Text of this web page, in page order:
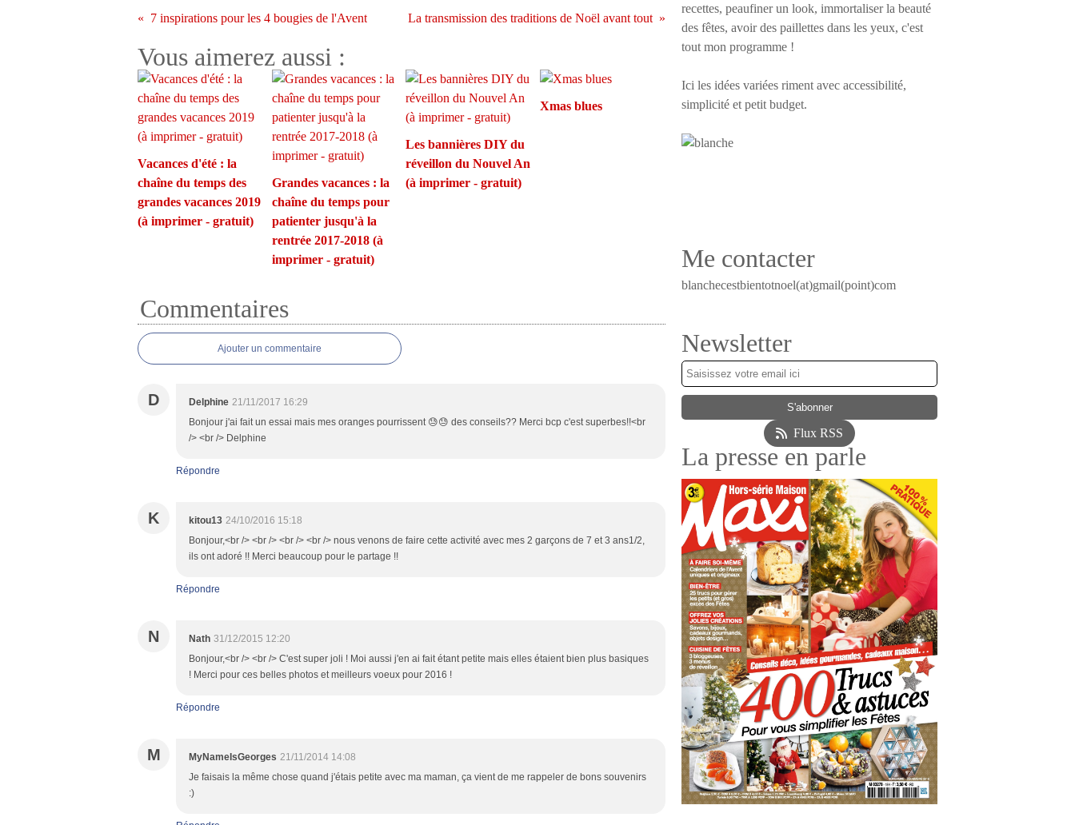
7 inspirations pour les 4 bougies de l'Avent La transmission des traditions de Noël avant tout
Vous aimerez aussi :
Vacances d'été : la
chaîne du temps des
grandes vacances 2019
(à imprimer - gratuit)
Grandes vacances : la
chaîne du temps pour
patienter jusqu'à la
rentrée 2017-2018 (à
imprimer - gratuit)
Les bannières DIY du
réveillon du Nouvel An
(à imprimer - gratuit)
Xmas blues
Commentaires
Ajouter un commentaire
D Delphine 21/11/2017 16:29
Bonjour j'ai fait un essai mais mes oranges pourrissent 😓😓 des conseils?? Merci bcp c'est superbes!!<br
/> <br /> Delphine
Répondre
K kitou13 24/10/2016 15:18
Bonjour,<br /> <br /> <br /> <br /> nous venons de faire cette activité avec mes 2 garçons de 7 et 3 ans1/2,
ils ont adoré !! Merci beaucoup pour le partage !!
Répondre
N Nath 31/12/2015 12:20
Bonjour,<br /> <br /> C'est super joli ! Moi aussi j'en ai fait étant petite mais elles étaient bien plus basiques
! Merci pour ces belles photos et meilleurs voeux pour 2016 !
Répondre
M MyNameIsGeorges 21/11/2014 14:08
Je faisais la même chose quand j'étais petite avec ma maman, ça vient de me rappeler de bons souvenirs
:)
recettes, peaufiner un look, immortaliser la beauté
des fêtes, avoir des paillettes dans les yeux, c'est
tout mon programme !
Ici les idées variées riment avec accessibilité,
simplicité et petit budget.
Me contacter
blanchecestbientotnoel(at)gmail(point)com
Newsletter
Flux RSS
La presse en parle